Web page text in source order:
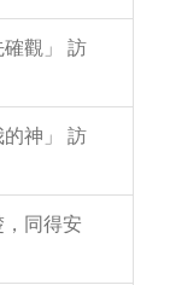
觀」 訪
神」 訪
同得安